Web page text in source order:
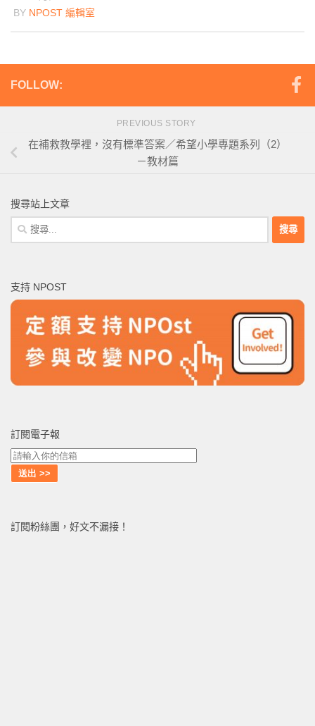
BY NPOST 編輯室
FOLLOW:
PREVIOUS STORY
在補救教學裡，沒有標準答案／希望小學專題系列（2）
－教材篇
搜尋站上文章
搜
尋
字:
支持 NPOST
訂閱電子報
訂閱粉絲團，好文不漏接！